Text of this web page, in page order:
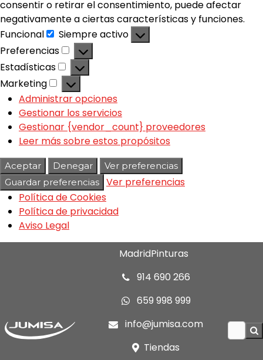
consentir o retirar el consentimiento, puede afectar
negativamente a ciertas características y funciones.
Funcional
Siempre activo
Preferencias
Estadísticas
Marketing
Administrar opciones
Gestionar los servicios
Gestionar {vendor_count} proveedores
Leer más sobre estos propósitos
Aceptar Denegar
Ver preferencias
Guardar preferencias
Ver preferencias
Política de Cookies
Política de privacidad
Aviso Legal
MadridPinturas
914 690 266
659 998 999
info@jumisa.com
Tiendas